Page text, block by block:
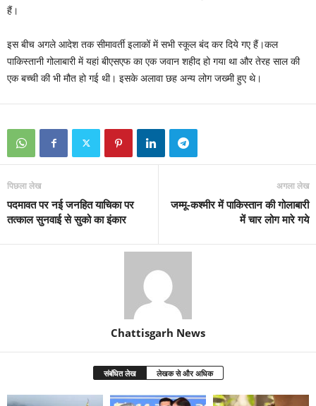
हैं।
इस बीच अगले आदेश तक सीमावर्ती इलाकों में सभी स्‍कूल बंद कर दिये गए हैं।कल
पाकिस्‍तानी गोलाबारी में यहां बीएसएफ का एक जवान शहीद हो गया था और तेरह साल की
एक बच्‍ची की भी मौत हो गई थी। इसके अलावा छह अन्‍य लोग जख्‍मी हुए थे।
पिछला लेख
पदमावत पर नई जनहित याचिका पर
तत्काल सुनवाई से सुको का इंकार
अगला लेख
जम्मू-कश्मीर में पाकिस्तान की गोलाबारी
में चार लोग मारे गये
Chattisgarh News
संबंधित लेख लेखक से और अधिक